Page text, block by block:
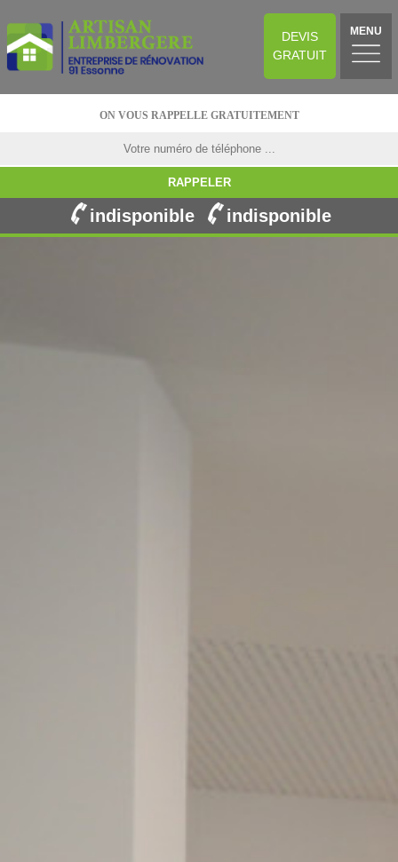
DEVIS
GRATUIT
MENU
ON VOUS RAPPELLE GRATUITEMENT
indisponible indisponible